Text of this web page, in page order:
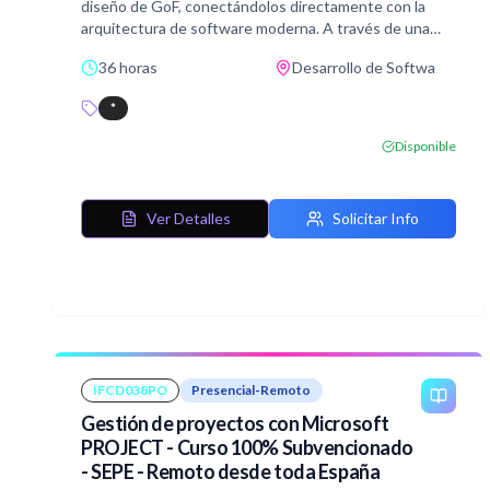
diseño de GoF, conectándolos directamente con la
arquitectura de software moderna. A través de una
soluciones robustas mediante ejercicios individuales y
combinados realizados en Java.
Además, la formación le capacitará para seleccionar el
patrón adecuado según el contexto arquitectónico,
optimizando la escalabilidad, el desacoplamiento y la
36 horas Desarrollo de Softwa
*
Disponible
Ver Detalles Solicitar Info
IFCD038PO Presencial-Remoto
Gestión de proyectos con Microsoft
PROJECT - Curso 100% Subvencionado
- SEPE - Remoto desde toda España